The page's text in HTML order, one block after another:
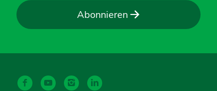
Abonnieren